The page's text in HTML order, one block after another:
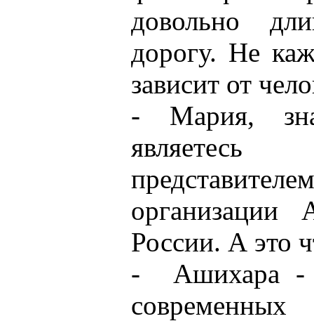
довольно
дорогу. Не
зависит от
- Мария,
организации
России. А это
- Ашихара -